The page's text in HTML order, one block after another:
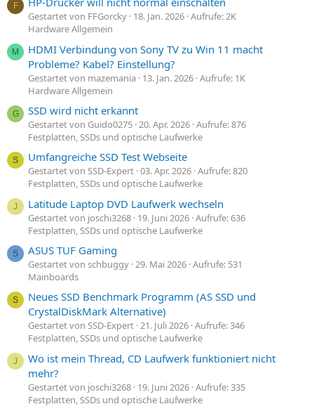
F
Gestartet von FFGorcky 18. Jan. 2026 Aufrufe: 2K
Hardware Allgemein
M
HDMI Verbindung von Sony TV zu Win 11 macht
Probleme? Kabel? Einstellung?
Gestartet von mazemania 13. Jan. 2026 Aufrufe: 1K
Hardware Allgemein
G SSD wird nicht erkannt
Gestartet von Guido0275 20. Apr. 2026 Aufrufe: 876
Festplatten, SSDs und optische Laufwerke
S Umfangreiche SSD Test Webseite
Gestartet von SSD-Expert 03. Apr. 2026 Aufrufe: 820
Festplatten, SSDs und optische Laufwerke
J Latitude Laptop DVD Laufwerk wechseln
Gestartet von joschi3268 19. Juni 2026 Aufrufe: 636
Festplatten, SSDs und optische Laufwerke
S ASUS TUF Gaming
Gestartet von schbuggy 29. Mai 2026 Aufrufe: 531
Mainboards
S
Neues SSD Benchmark Programm (AS SSD und
CrystalDiskMark Alternative)
Gestartet von SSD-Expert 21. Juli 2026 Aufrufe: 346
Festplatten, SSDs und optische Laufwerke
J
Wo ist mein Thread, CD Laufwerk funktioniert nicht
mehr?
Gestartet von joschi3268 19. Juni 2026 Aufrufe: 335
Festplatten, SSDs und optische Laufwerke